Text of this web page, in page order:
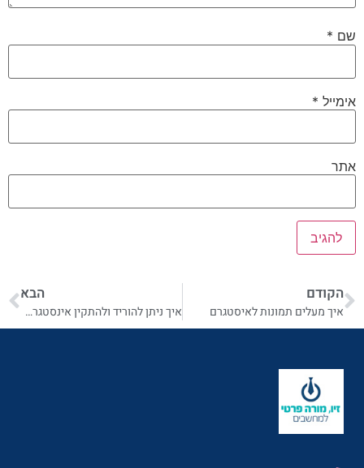
שם *
אימייל *
אתר
הקודם
איך מעלים תמונות לאיסטגרם
הבא
איך ניתן להוריד ולהתקין אינסטגרם באנדרואיד